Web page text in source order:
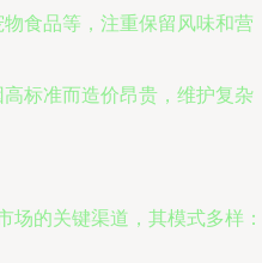
食品等，注重保留风味和营
标准而造价昂贵，维护复杂
场的关键渠道，其模式多样：